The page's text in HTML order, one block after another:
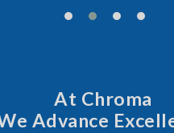
At Chroma
Advance